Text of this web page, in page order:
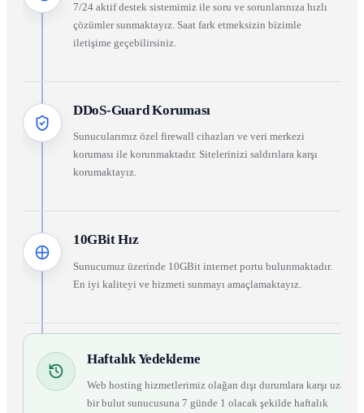
7/24 aktif destek sistemimiz ile soru ve sorunlarınıza hızlı
çözümler sunmaktayız. Saat fark etmeksizin bizimle
iletişime geçebilirsiniz.
DDoS-Guard Koruması
Sunucularımız özel firewall cihazları ve veri merkezi
koruması ile korunmaktadır. Sitelerinizi saldırılara karşı
korumaktayız.
10GBit Hız
Sunucumuz üzerinde 10GBit internet portu bulunmaktadır.
En iyi kaliteyi ve hizmeti sunmayı amaçlamaktayız.
Haftalık Yedekleme
Web hosting hizmetlerimiz olağan dışı durumlara karşı uzak
bir bulut sunucusuna 7 günde 1 olacak şekilde haftalık